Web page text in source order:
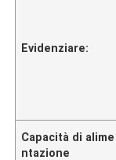
Evidenziare:
Capacità di alime
ntazione